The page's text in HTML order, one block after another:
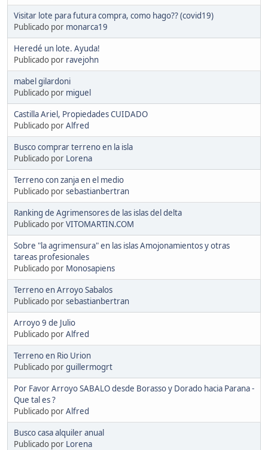
Visitar lote para futura compra, como hago?? (covid19)
Publicado por monarca19
Heredé un lote. Ayuda!
Publicado por ravejohn
mabel gilardoni
Publicado por miguel
Castilla Ariel, Propiedades CUIDADO
Publicado porAlfred
Busco comprar terreno en la isla
Publicado por Lorena
Terreno con zanja en el medio
Publicado porsebastianbertran
Ranking de Agrimensores de las islas del delta
Publicado porVITOMARTIN.COM
Sobre "la agrimensura" en las islas Amojonamientos y otras
tareas profesionales
Publicado por Monosapiens
Terreno en Arroyo Sabalos
Publicado porsebastianbertran
Arroyo 9 de Julio
Publicado porAlfred
Terreno en Rio Urion
Publicado porguillermogrt
Por Favor Arroyo SABALO desde Borasso y Dorado hacia Parana -
Que tal es ?
Publicado porAlfred
Busco casa alquiler anual
Publicado por Lorena